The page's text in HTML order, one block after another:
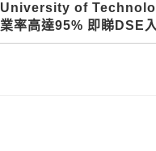
University of
業率高達95% 即睇DSE